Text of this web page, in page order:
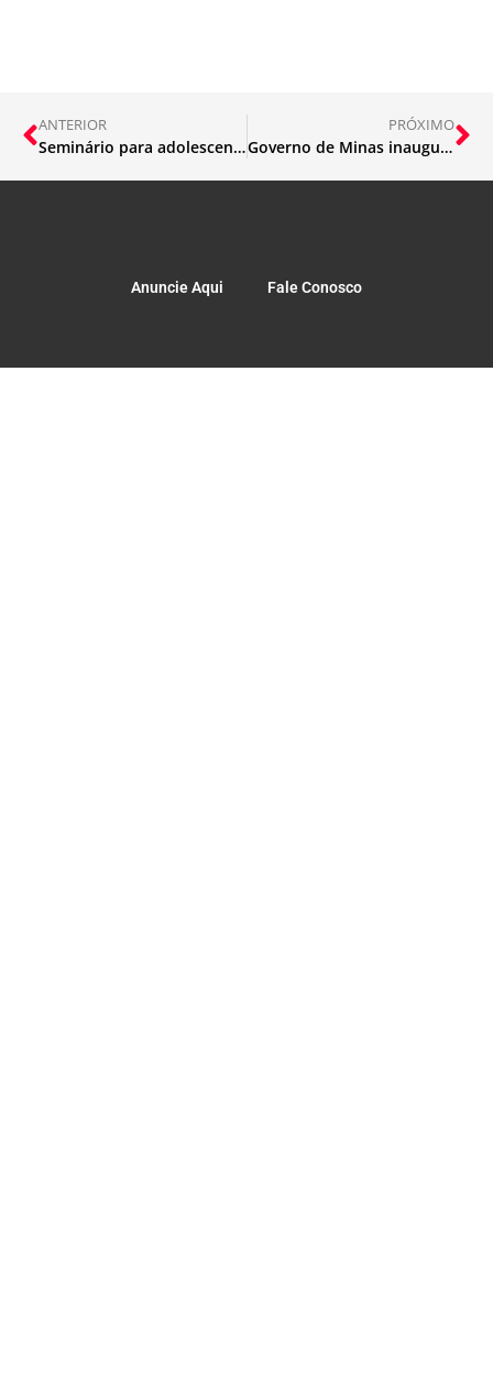
ANTERIOR
Seminário para adolescentes e jovens encerra com palestra sobre violência sexual no ambiente virtual
PRÓXIMO
Governo de Minas inaugura quadra poliesportiva em escola estadual
Anuncie Aqui Fale Conosco